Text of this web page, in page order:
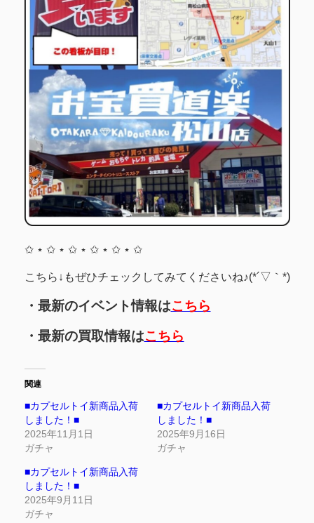
✩ ⋆ ✩ ⋆ ✩ ⋆ ✩ ⋆ ✩ ⋆ ✩
こちら↓もぜひチェックしてみてくださいね♪(*´▽｀*)
・最新のイベント情報はこちら
・最新の買取情報はこちら
関連
■カプセルトイ新商品入荷
しました！■
2025年11月1日
ガチャ
■カプセルトイ新商品入荷
しました！■
2025年9月16日
ガチャ
■カプセルトイ新商品入荷
しました！■
2025年9月11日
ガチャ